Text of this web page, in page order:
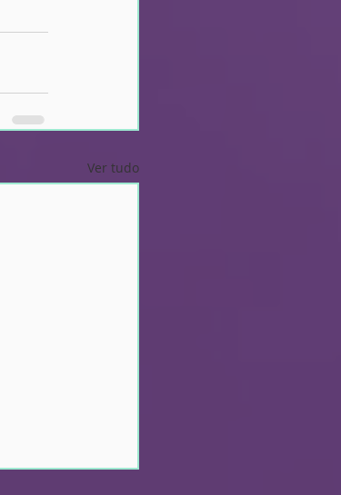
Ver tudo